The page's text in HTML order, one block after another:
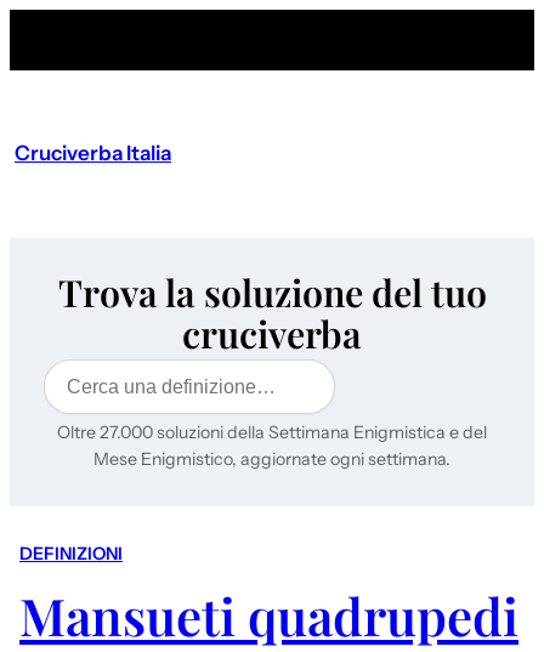
Cruciverba Italia
Trova la soluzione del tuo
cruciverba
Cerca
Oltre 27.000 soluzioni della Settimana Enigmistica e del
Mese Enigmistico, aggiornate ogni settimana.
DEFINIZIONI
Mansueti quadrupedi